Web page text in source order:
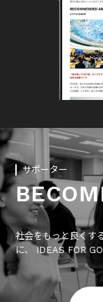
サポーター
社会をもっと良くす
に、 IDEAS FOR